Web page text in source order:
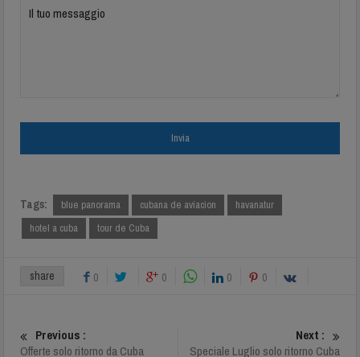
Tags: blue panorama cubana de aviacion
havanatur
hotel a cuba
tour de Cuba
share 0 0 0 0
Previous :
Offerte solo ritorno da Cuba
Next :
Speciale Luglio solo ritorno Cuba